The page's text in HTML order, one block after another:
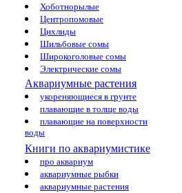
Хоботнорылые
Центропомовые
Цихлиды
Шильбовые сомы
Широкоголовые сомы
Электрические сомы
Аквариумные растения
укореняющиеся в грунте
плавающие в толще воды
плавающие на поверхности
воды
Книги по аквариумистике
про аквариум
аквариумные рыбки
аквариумные растения